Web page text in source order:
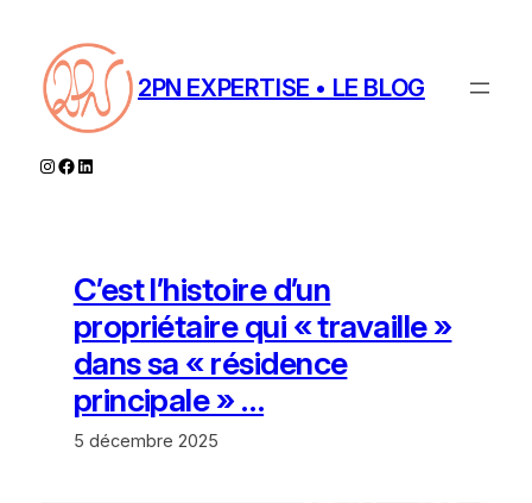
contenu
2PN EXPERTISE • LE BLOG
Instagram
Facebook
LinkedIn
C’est l’histoire d’un
propriétaire qui « travaille »
dans sa « résidence
principale » …
5 décembre 2025